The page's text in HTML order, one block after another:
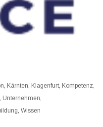
Kärnten Klagenfurt Kompetenz
Unternehmen
,Wissen